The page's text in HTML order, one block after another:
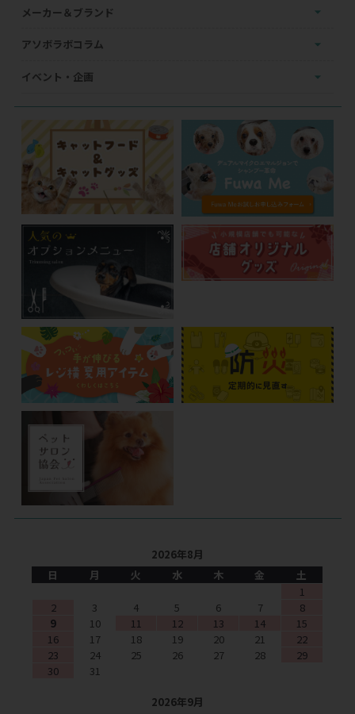
メーカー＆ブランド
アソボラボコラム
イベント・企画
2026年8月
日
月 火 水 木 金
土
1
2
3 4 5 6 7
8
9
10 11 12 13 14
15
16
17 18 19 20 21
22
23
24 25 26 27 28
29
30
31
2026年9月